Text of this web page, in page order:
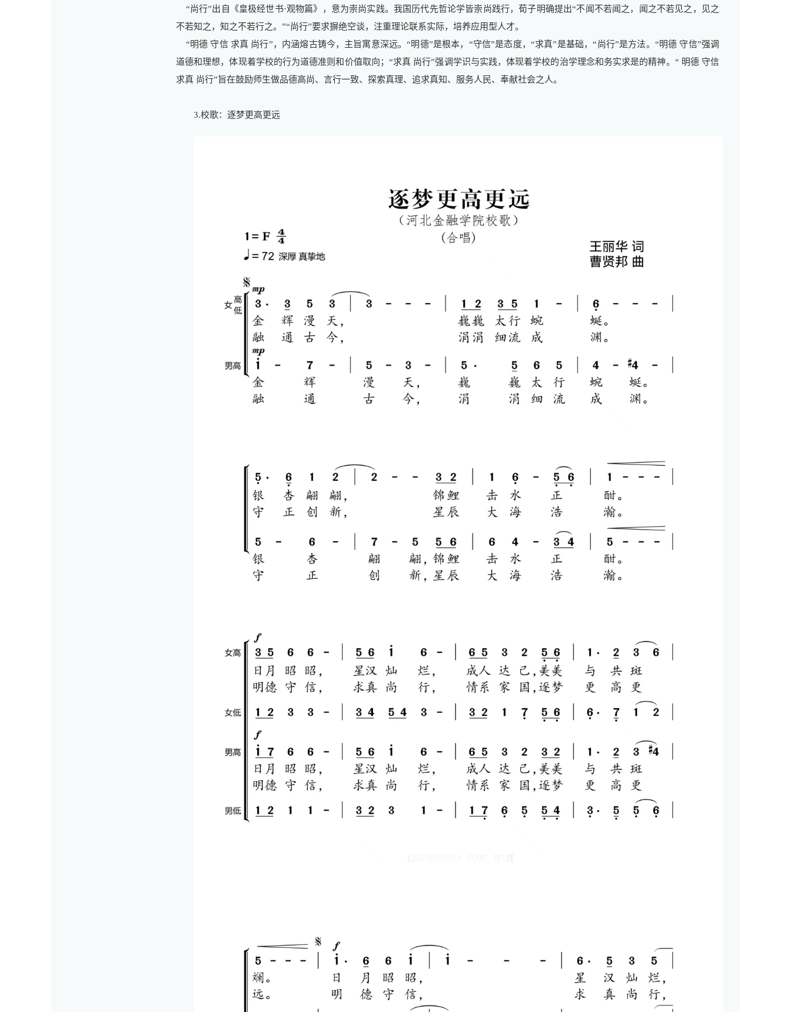
“尚行”出自《皇极经世书·观物篇》，意为崇尚实践。我国历代先哲论学皆崇尚践行，荀子明确提出“不闻不若闻之，闻之不若见之，见之
不若知之，知之不若行之。”“尚行”要求摒绝空谈，注重理论联系实际，培养应用型人才。
“明德 守信 求真 尚行”，内涵熔古铸今，主旨寓意深远。“明德”是根本，“守信”是态度，“求真”是基础，“尚行”是方法。“明德 守信”强调
道德和理想，体现着学校的行为道德准则和价值取向；“求真 尚行”强调学识与实践，体现着学校的治学理念和务实求是的精神。“ 明德 守信
求真 尚行”旨在鼓励师生做品德高尚、言行一致、探索真理、追求真知、服务人民、奉献社会之人。
3.校歌：逐梦更高更远